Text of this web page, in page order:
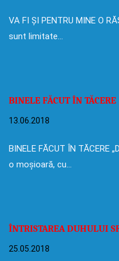
VA FI ȘI PENTRU MINE O
sunt limitate…
BINELE FĂCUT ÎN TĂCERE
13.06.2018
BINELE FĂCUT ÎN TĂCERE
o moșioară, cu…
ÎNTRISTAREA DUHULUI
25.05.2018